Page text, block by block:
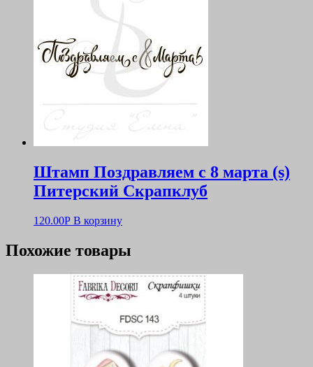
Штамп Поздравляем с 8 марта (s)
Питерский Скрапклуб
120.00Р В корзину
Похожие товары